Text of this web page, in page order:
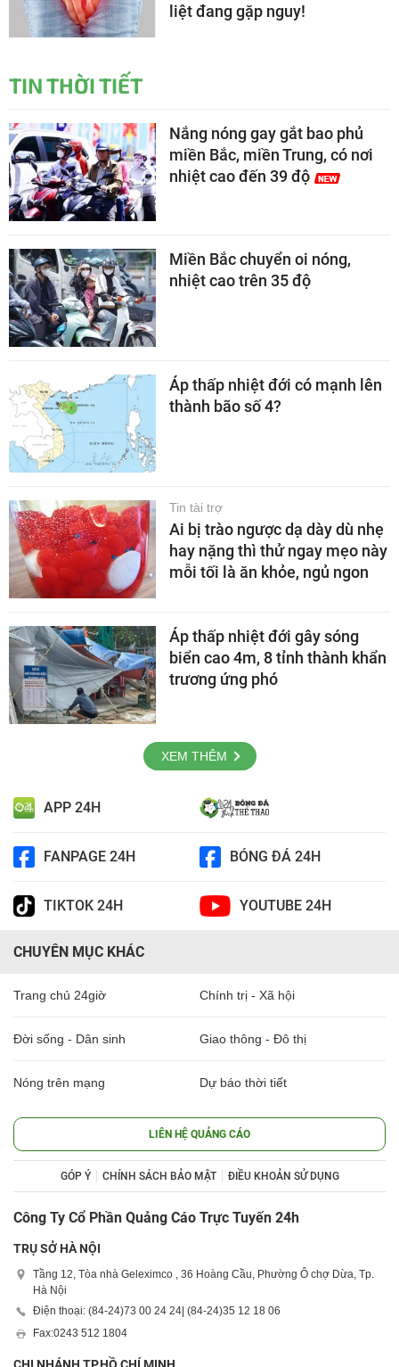
liệt đang gặp nguy!
TIN THỜI TIẾT
Nắng nóng gay gắt bao phủ
miền Bắc, miền Trung, có nơi
nhiệt cao đến 39 độ
Miền Bắc chuyển oi nóng,
nhiệt cao trên 35 độ
Áp thấp nhiệt đới có mạnh lên
thành bão số 4?
Tin tài trợ
Ai bị trào ngược dạ dày dù nhẹ
hay nặng thì thử ngay mẹo này
mỗi tối là ăn khỏe, ngủ ngon
Áp thấp nhiệt đới gây sóng
biển cao 4m, 8 tỉnh thành khẩn
trương ứng phó
XEM THÊM
APP 24H
FANPAGE 24H BÓNG ĐÁ 24H
TIKTOK 24H YOUTUBE 24H
CHUYÊN MỤC KHÁC
Trang chủ 24giờ Chính trị - Xã hội
Đời sống - Dân sinh Giao thông - Đô thị
Nóng trên mạng Dự báo thời tiết
LIÊN HỆ QUẢNG CÁO
GÓP Ý CHÍNH SÁCH BẢO MẬT ĐIỀU KHOẢN SỬ DỤNG
Công Ty Cổ Phần Quảng Cáo Trực Tuyến 24h
TRỤ SỞ HÀ NỘI
Tầng 12, Tòa nhà Geleximco , 36 Hoàng Cầu, Phường Ô chợ Dừa, Tp.
Hà Nội
Điện thoại: (84-24)73 00 24 24| (84-24)35 12 18 06
Fax:0243 512 1804
CHI NHÁNH TP.HỒ CHÍ MINH